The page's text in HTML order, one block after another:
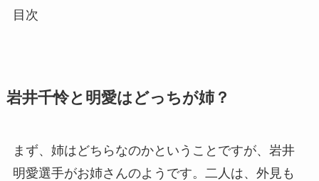
目次
岩井千怜と明愛はどっちが姉？
まず、姉はどちらなのかということですが、岩井
明愛選手がお姉さんのようです。二人は、外見も